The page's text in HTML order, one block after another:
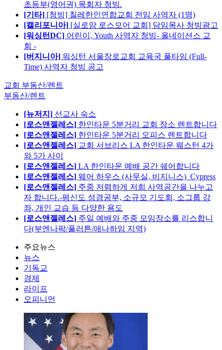
초등부(영어권) 목회자 청빙.
[기타] [청빙] 칠레한인연합교회 전임 사역자 (1명)
[캘리포니아] [실로암 로스모어 교회] 담임목사 청빙광고
[워싱턴DC] 어린이, Youth 사역자 청빙- 올네이션스 교
회 -
[버지니아] 워싱턴 서울장로교회 교육국 풀타임 (Full-
Time) 사역자 청빙 공고
교회 부동산/렌트
부동산/렌트
[뉴저지] 선교사 숙소
[로스앤젤레스] 한인타운 5분거리 교회 장소 렌트합니다
[로스앤젤레스] 한인타운 5분거리 오피스 렌트합니다
[로스앤젤레스] 교회 서브리스 LA 한인타운 웨스턴 4가
와 5가 사이
[로스앤젤레스] LA 한인타운 예배 공간 쉐어합니다
[로스앤젤레스] 웨어 하우스 (사무실, 비지니스)_Cypress
[로스앤젤레스] 주중 저렴하게 저희 사역공간을 나누고
자 합니다.-평신도 성경공부, 소규모 기도회, 소그룹 강
좌, 개인 교습 등 다양한 용도
[로스앤젤레스] 주일 예배와 주중 모임장소를 리스합니
다(부엔나팍/풀러튼/애나하임 지역)
주요뉴스
뉴스
기독교
경제
라이프
오피니언